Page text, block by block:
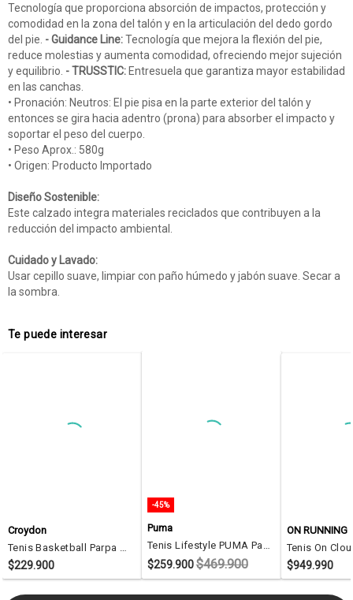
Tecnología que proporciona absorción de impactos, protección y
comodidad en la zona del talón y en la articulación del dedo gordo
del pie. - Guidance Line:Tecnología que mejora la flexión del pie,
reduce molestias y aumenta comodidad, ofreciendo mejor sujeción
y equilibrio. - TRUSSTIC: Entresuela que garantiza mayor estabilidad
en las canchas.
• Pronación: Neutros: El pie pisa en la parte exterior del talón y
entonces se gira hacia adentro (prona) para absorber el impacto y
soportar el peso del cuerpo.
• Peso Aprox.: 580g
• Origen: Producto Importado
Diseño Sostenible:
Este calzado integra materiales reciclados que contribuyen a la
reducción del impacto ambiental.
Cuidado y Lavado:
Usar cepillo suave, limpiar con paño húmedo y jabón suave. Secar a
la sombra.
Te puede interesar
Croydon
Tenis Basketball Parpa Azul Osc Croydon Para Hombre
$229.900
-45%
Puma
Tenis Lifestyle PUMA Park Lifestyle Easy SD Azul
$259.900$469.900
ON RUNNING
$949.990